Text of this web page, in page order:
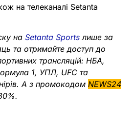
на телеканалі Setanta
на Setanta Sports лише за
та отримайте доступ до
трансляцій: НБА,
1, УПЛ, UFC та
А з промокодом NEWS24